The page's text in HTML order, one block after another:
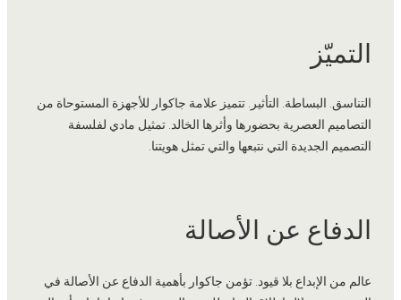
التميّز
التناسق. البساطة. التأثير. تتميز علامة جاكوار للأجهزة المستوحاة من
التصاميم العصرية بحضورها وأثرها الخالد. تمثيل مادي لفلسفة
التصميم الجديدة التي نتبعها والتي تمثل هويتنا.
الدفاع عن الأصالة
عالم من الإبداع بلا قيود. تؤمن جاكوار بأهمية الدفاع عن الأصالة في